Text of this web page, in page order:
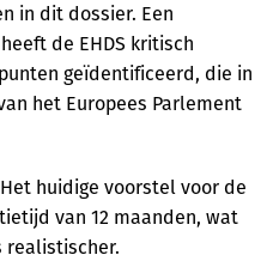
in dit dossier. Een
de EHDS kritisch
geïdentificeerd, die in
het Europees Parlement
huidige voorstel voor de
van 12 maanden, wat
realistischer.